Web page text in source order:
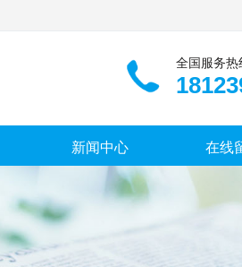
全国服务热
新闻中心 在线